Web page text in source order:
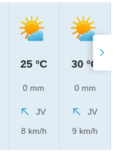
25 °C
0 mm
JV
8 km/h
30 °C
0 mm
JV
9 km/h